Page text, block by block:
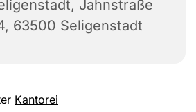
Jahnstraße
63500 Seligenstadt
Kantorei